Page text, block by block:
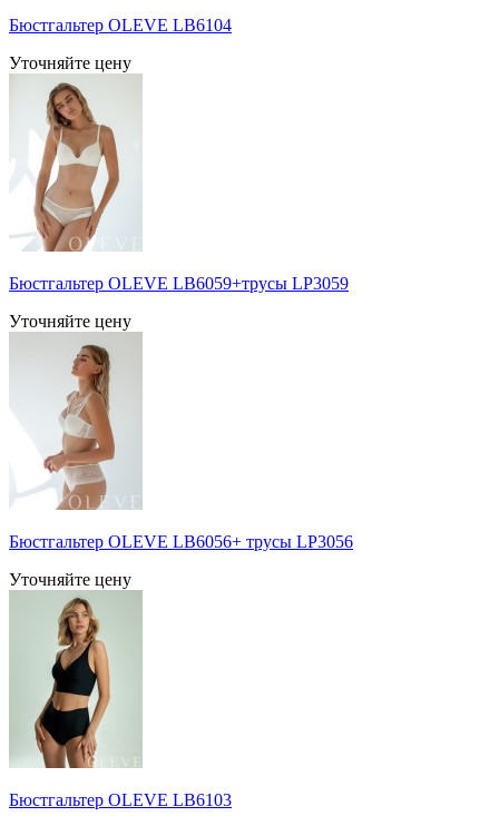
Бюстгальтер OLEVE LB6104
Уточняйте цену
Бюстгальтер OLEVE LB6059+трусы LP3059
Уточняйте цену
Бюстгальтер OLEVE LB6056+ трусы LP3056
Уточняйте цену
Бюстгальтер OLEVE LB6103